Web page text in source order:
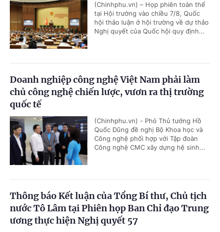
(Chinhphu.vn) – Họp phiên toàn thể
tại Hội trường vào chiều 7/8, Quốc
hội thảo luận ở hội trường về dự thảo
Nghị quyết của Quốc hội quy định...
Doanh nghiệp công nghệ Việt Nam phải làm
chủ công nghệ chiến lược, vươn ra thị trường
quốc tế
(Chinhphu.vn) - Phó Thủ tướng Hồ
Quốc Dũng đề nghị Bộ Khoa học và
Công nghệ phối hợp với Tập đoàn
Công nghệ CMC xây dựng hệ sinh...
Thông báo Kết luận của Tổng Bí thư, Chủ tịch
nước Tô Lâm tại Phiên họp Ban Chỉ đạo Trung
ương thực hiện Nghị quyết 57